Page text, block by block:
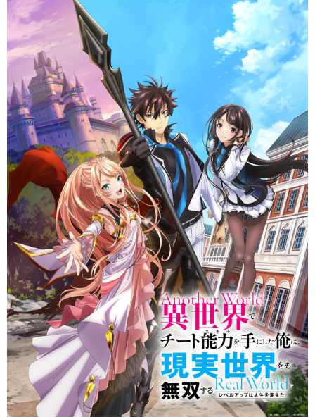
ゲーム 座談会
アニメ！アニメ！TV ABEMA Cafe